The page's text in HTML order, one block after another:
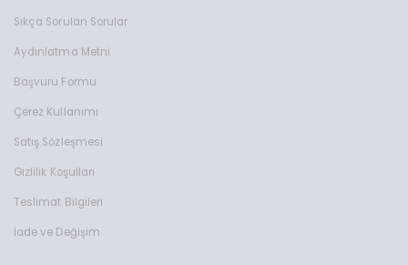
Sıkça Sorulan Sorular
Aydınlatma Metni
Başvuru Formu
Çerez Kullanımı
Satış Sözleşmesi
Gizlilik Koşulları
Teslimat Bilgileri
İade ve Değişim